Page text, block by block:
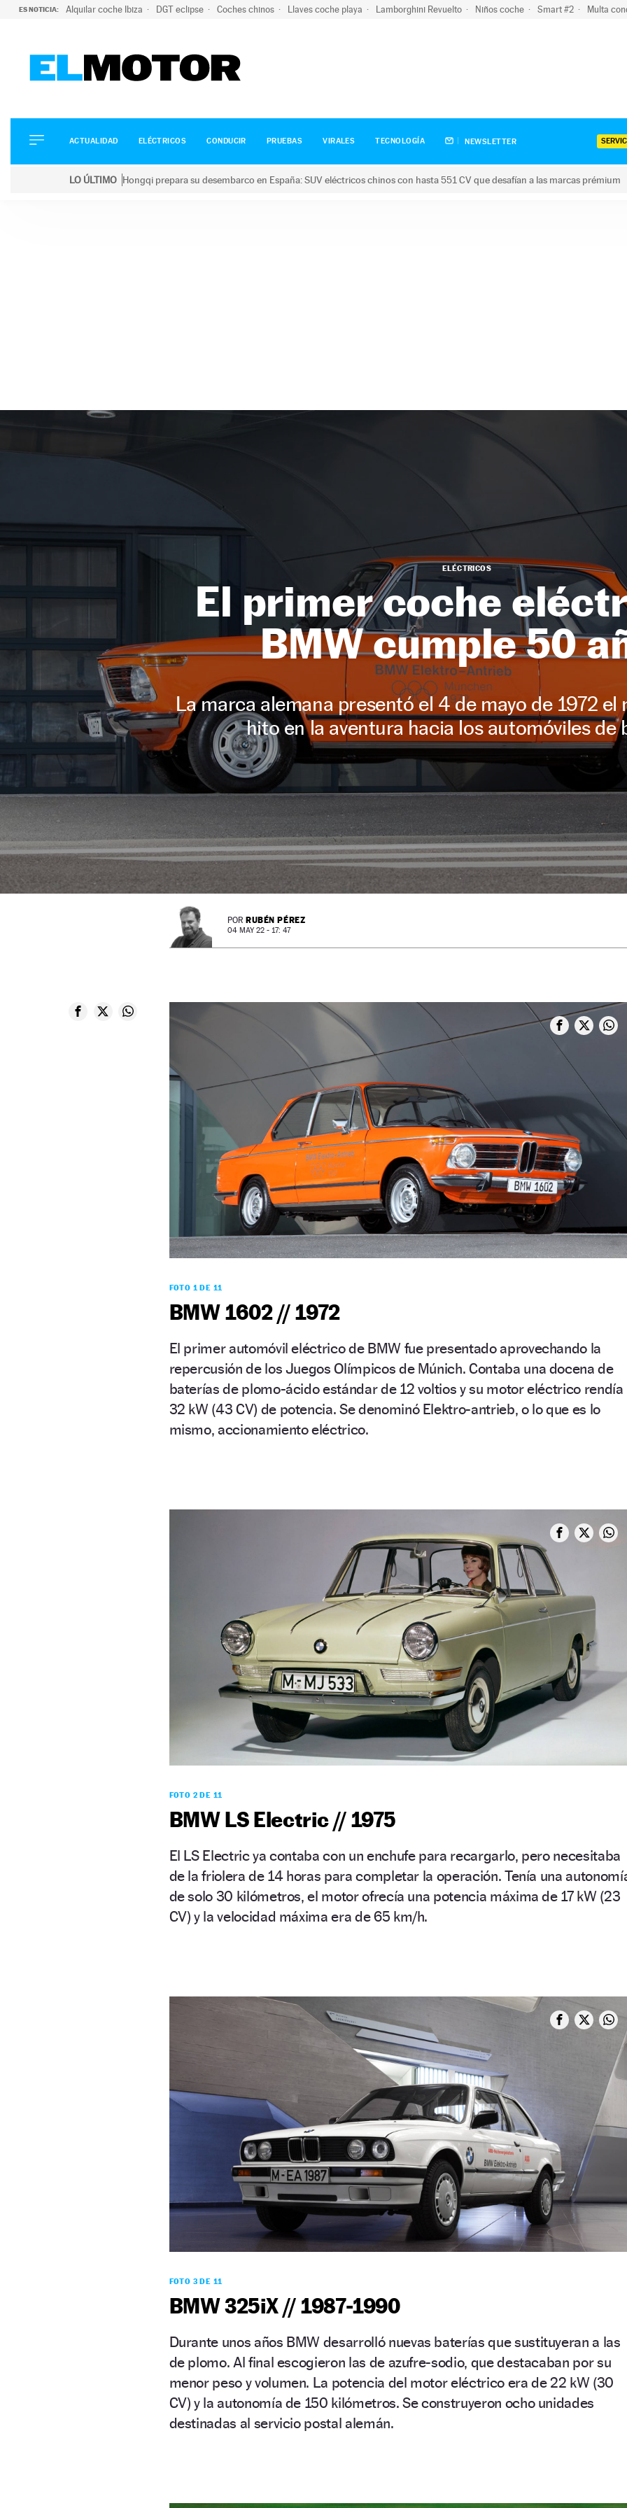
ES NOTICIA: Alquilar coche Ibiza DGT eclipse Coches chinos Llaves coche playa Lamborghini Revuelto Niños coche Smart #2 Multa
ELÉCTRICOS
CONDUCIR
ACTUALIDAD ELÉCTRICOS CONDUCIR PRUEBAS VIRALES TECNOLOGÍA NEWSLETTER
LO ÚLTIMO Hongqi prepara su desembarco en España: SUV eléctricos chinos con hasta 551 CV que desafían a las marcas prémium
ELÉCTRICOS
El primer coche
BMW cumple 50
La marca alemana presentó el 4 de mayo de 1972 el
hito en la aventura hacia los automóviles de
POR RUBÉN PÉREZ
04 MAY 22 - 17: 47
FOTO 1 DE 11
BMW 1602 // 1972
El primer automóvil eléctrico de BMW fue presentado aprovechando la
repercusión de los Juegos Olímpicos de Múnich. Contaba una docena de
baterías de plomo-ácido estándar de 12 voltios y su motor eléctrico rendía
32 kW (43 CV) de potencia. Se denominó Elektro-antrieb, o lo que es lo
mismo, accionamiento eléctrico.
FOTO 2 DE 11
BMW LS Electric // 1975
El LS Electric ya contaba con un enchufe para recargarlo, pero necesitaba
de la friolera de 14 horas para completar la operación. Tenía una
de solo 30 kilómetros, el motor ofrecía una potencia máxima de 17 kW (23
CV) y la velocidad máxima era de 65 km/h.
FOTO 3 DE 11
BMW 325iX // 1987-1990
Durante unos años BMW desarrolló nuevas baterías que sustituyeran a las
de plomo. Al final escogieron las de azufre-sodio, que destacaban por su
menor peso y volumen. La potencia del motor eléctrico era de 22 kW (30
CV) y la autonomía de 150 kilómetros. Se construyeron ocho unidades
destinadas al servicio postal alemán.